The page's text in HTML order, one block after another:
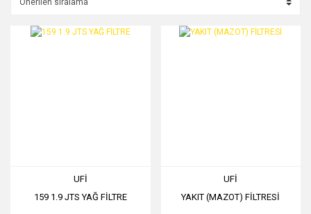
UFİ
159 1.9 JTS YAĞ FİLTRE
UFİ
YAKIT (MAZOT) FİLTRESİ